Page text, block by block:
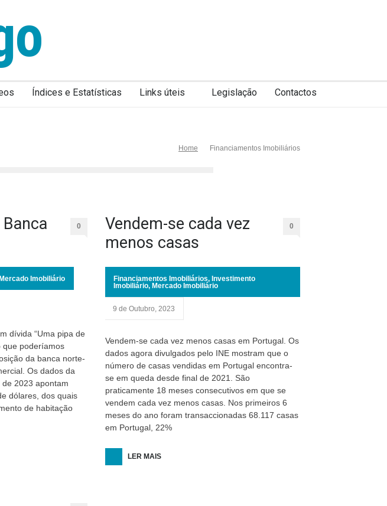
Índices e Estatísticas Links úteis Legislação Contactos
Home Financiamentos Imobiliários
0
Mercado Imobiliário
dívida “Uma pipa de
que poderíamos
da banca norte-
Os dados da
de 2023 apontam
dólares, dos quais
de habitação
Vendem-se cada vez
menos casas
0
Financiamentos Imobiliários, Investimento
Imobiliário, Mercado Imobiliário
9 de Outubro, 2023
Vendem-se cada vez menos casas em Portugal. Os
dados agora divulgados pelo INE mostram que o
número de casas vendidas em Portugal encontra-
se em queda desde final de 2021. São
praticamente 18 meses consecutivos em que se
vendem cada vez menos casas. Nos primeiros 6
meses do ano foram transaccionadas 68.117 casas
em Portugal, 22%
LER MAIS